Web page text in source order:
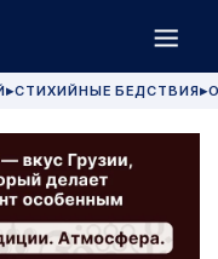
▶СТИХИЙНЫЕ БЕДСТВИЯ▶